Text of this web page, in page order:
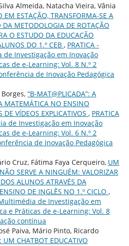
Almeida, Natacha Vieira, Vânia
EM ESTAÇÃO, TRANSFORMA-SE A
DA METODOLOGIA DE ROTAÇÃO
O ESTUDO DA EDUCAÇÃO
DO 1.º CEB , PRATICA -
de Investigação em Inovação
de e-Learning: Vol. 8 N.º 2
de Inovação Pedagógica
“B-MAT@PLICADA”: A
MATEMÁTICA NO ENSINO
DE VÍDEOS EXPLICATIVOS , PRATICA
de Investigação em Inovação
de e-Learning: Vol. 6 N.º 2
de Inovação Pedagógica
Cruz, Fátima Faya Cerqueiro, UM
SERVE A NINGUÉM: VALORIZAR
ALUNOS ATRAVÉS DA
DE INGLÊS NO 1.º CICLO ,
de Investigação em
e Práticas de e-Learning: Vol. 8
contínua
Paiva, Mário Pinto, Ricardo
UM CHATBOT EDUCATIVO